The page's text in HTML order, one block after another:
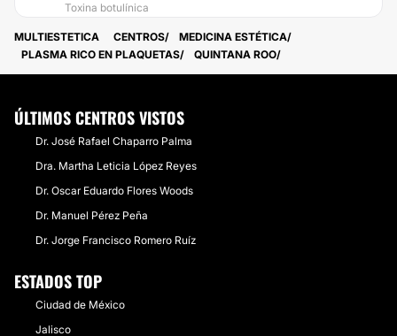
Toxina botulínica
MULTIESTETICA CENTROS
MEDICINA ESTÉTICA
PLASMA RICO EN PLAQUETAS
QUINTANA ROO
ÚLTIMOS CENTROS VISTOS
Dr. José Rafael Chaparro Palma
Dra. Martha Leticia López Reyes
Dr. Oscar Eduardo Flores Woods
Dr. Manuel Pérez Peña
Dr. Jorge Francisco Romero Ruíz
ESTADOS TOP
Ciudad de México
Jalisco